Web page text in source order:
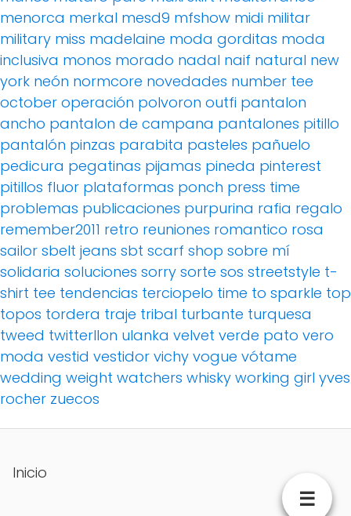
menorca merkal mesd9 mfshow midi militar
military miss madelaine moda gorditas moda
inclusiva monos morado nadal naif natural new
york neón normcore novedades number tee
october operación polvoron outfi pantalon
ancho pantalon de campana pantalones pitillo
pantalón pinzas parabita pasteles pañuelo
pedicura pegatinas pijamas pineda pinterest
pitillos fluor plataformas ponch press time
problemas publicaciones purpurina rafia regalo
remember2011 retro reuniones romantico rosa
sailor sbelt jeans sbt scarf shop sobre mí
solidaria soluciones sorry sorte sos streetstyle t-
shirt tee tendencias terciopelo time to sparkle top
topos tordera traje tribal turbante turquesa
tweed twitterllon ulanka velvet verde pato vero
moda vestid vestidor vichy vogue vótame
wedding weight watchers whisky working girl yves
rocher zuecos
Inicio
☰